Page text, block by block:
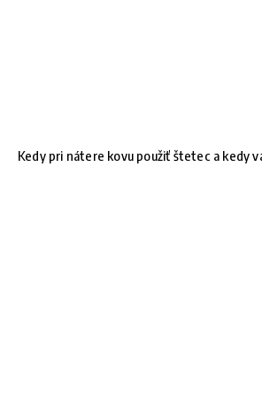
Kedy pri nátere kovu použiť štetec a kedy